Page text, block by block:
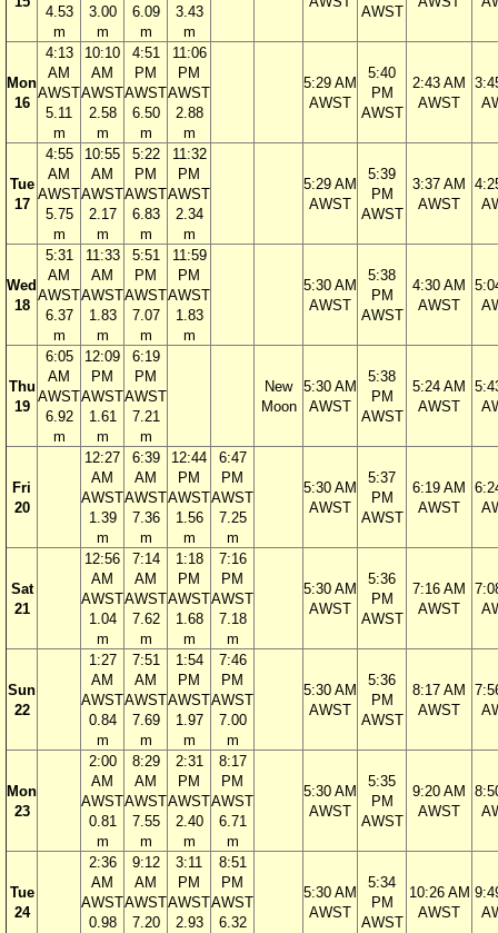
4.53
m
3.00
m
6.09
m
3.43
m
AWST
Mon
16
4:13
AM
AWST
5.11
m
10:10
AM
AWST
2.58
m
4:51
PM
AWST
6.50
m
11:06
PM
AWST
2.88
m
5:29 AM
AWST
5:40
PM
AWST
2:43 AM
AWST
Tue
17
4:55
AM
AWST
5.75
m
10:55
AM
AWST
2.17
m
5:22
PM
AWST
6.83
m
11:32
PM
AWST
2.34
m
5:29 AM
AWST
5:39
PM
AWST
3:37 AM
AWST
Wed
18
5:31
AM
AWST
6.37
m
11:33
AM
AWST
1.83
m
5:51
PM
AWST
7.07
m
11:59
PM
AWST
1.83
m
5:30 AM
AWST
5:38
PM
AWST
4:30 AM
AWST
Thu
19
6:05
AM
AWST
6.92
m
12:09
PM
AWST
1.61
m
6:19
PM
AWST
7.21
m
New
Moon
5:30 AM
AWST
5:38
PM
AWST
5:24 AM
AWST
Fri
20
12:27
AM
AWST
1.39
m
6:39
AM
AWST
7.36
m
12:44
PM
AWST
1.56
m
6:47
PM
AWST
7.25
m
5:30 AM
AWST
5:37
PM
AWST
6:19 AM
AWST
Sat
21
12:56
AM
AWST
1.04
m
7:14
AM
AWST
7.62
m
1:18
PM
AWST
1.68
m
7:16
PM
AWST
7.18
m
5:30 AM
AWST
5:36
PM
AWST
7:16 AM
AWST
Sun
22
1:27
AM
AWST
0.84
m
7:51
AM
AWST
7.69
m
1:54
PM
AWST
1.97
m
7:46
PM
AWST
7.00
m
5:30 AM
AWST
5:36
PM
AWST
8:17 AM
AWST
Mon
23
2:00
AM
AWST
0.81
m
8:29
AM
AWST
7.55
m
2:31
PM
AWST
2.40
m
8:17
PM
AWST
6.71
m
5:30 AM
AWST
5:35
PM
AWST
9:20 AM
AWST
Tue
24
2:36
AM
AWST
0.98
9:12
AM
AWST
7.20
3:11
PM
AWST
2.93
8:51
PM
AWST
6.32
5:30 AM
AWST
5:34
PM
AWST
10:26 AM
AWST